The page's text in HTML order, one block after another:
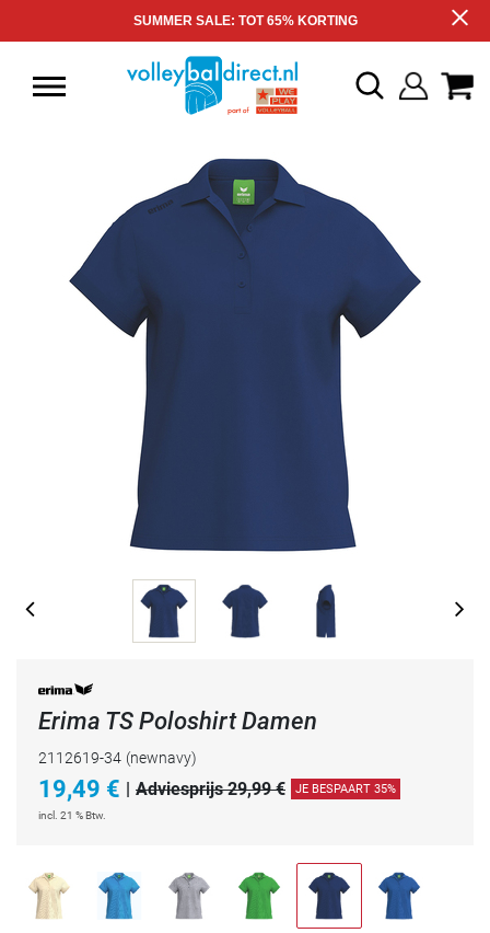
SUMMER SALE: TOT 65% KORTING
Erima TS Poloshirt Damen
2112619-34 (newnavy)
19,49 € | Adviesprijs 29,99 € JE BESPAART 35%
incl. 21 % Btw.